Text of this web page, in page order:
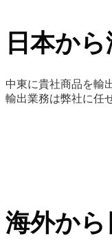
日本か
中東に貴社商品を輸
輸出業務は弊社に任
海外か